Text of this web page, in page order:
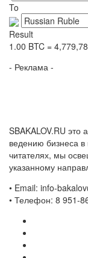
To
Result
1.00 BTC =
- Реклама -
SBAKALOV.RU это
ведению бизнеса
читателях, мы
указанному
• Email: info-
• Телефон: 8 951-